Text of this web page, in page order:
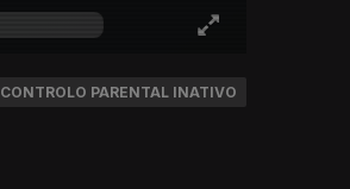
CONTROLO PARENTAL INATIVO